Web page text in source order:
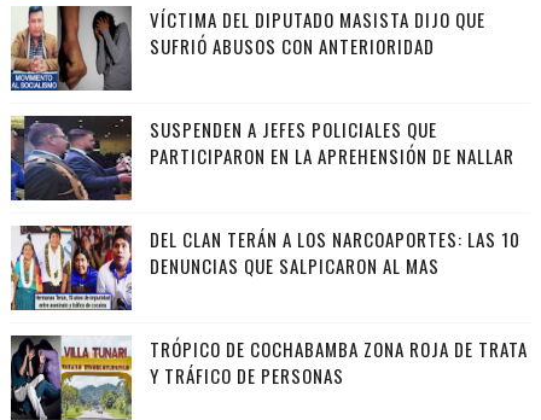
VÍCTIMA DEL DIPUTADO MASISTA DIJO QUE
SUFRIÓ ABUSOS CON ANTERIORIDAD
SUSPENDEN A JEFES POLICIALES QUE
PARTICIPARON EN LA APREHENSIÓN DE NALLAR
DEL CLAN TERÁN A LOS NARCOAPORTES: LAS 10
DENUNCIAS QUE SALPICARON AL MAS
TRÓPICO DE COCHABAMBA ZONA ROJA DE TRATA
Y TRÁFICO DE PERSONAS